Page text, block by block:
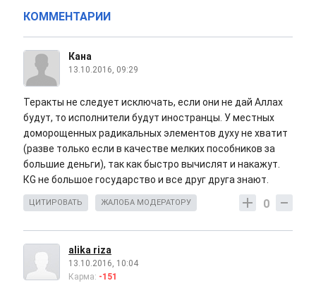
КОММЕНТАРИИ
Кана
13.10.2016, 09:29
Теракты не следует исключать, если они не дай Аллах
будут, то исполнители будут иностранцы. У местных
доморощенных радикальных элементов духу не хватит
(разве только если в качестве мелких пособников за
большие деньги), так как быстро вычислят и накажут.
КG не большое государство и все друг друга знают.
0
ЦИТИРОВАТЬ ЖАЛОБА МОДЕРАТОРУ
alika riza
13.10.2016, 10:04
Карма: -151